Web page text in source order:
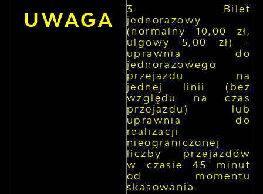
UWAGA
Bilet
jednorazowy
(normalny 10,00 zł,
ulgowy 5,00 zł) -
uprawnia do
jednorazowego
przejazdu na
jednej linii (bez
względu na czas
przejazdu) lub
uprawnia do
realizacji
nieograniczonej
liczby przejazdów
w czasie 45 minut
od momentu
skasowania.